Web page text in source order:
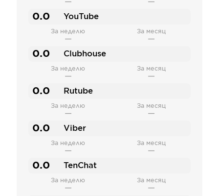
— —
0.0 YouTube
За неделю
—
За месяц
—
0.0 Clubhouse
За неделю
—
За месяц
—
0.0 Rutube
За неделю
—
За месяц
—
0.0 Viber
За неделю
—
За месяц
—
0.0 TenChat
За неделю
—
За месяц
—